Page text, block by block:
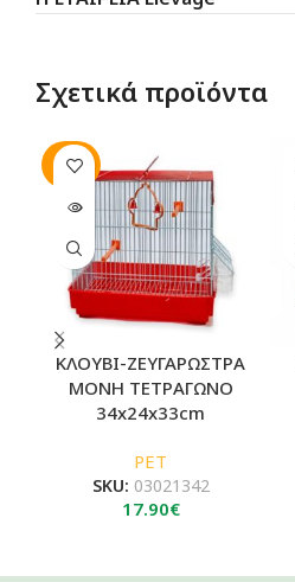
Σχετικά προϊόντα
SOLD
OUT
ΚΛΟΥΒΙ-ΖΕΥΓΑΡΩΣΤΡΑ
ΜΟΝΗ ΤΕΤΡΑΓΩΝΟ
34x24x33cm
PET
SKU: 03021342
17.90€